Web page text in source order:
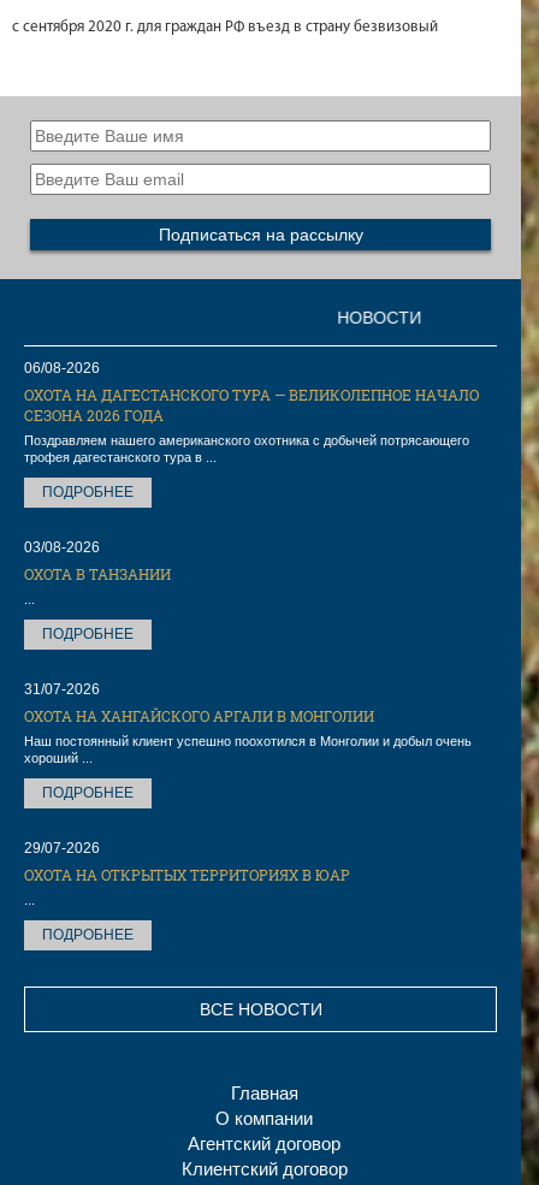
с сентября 2020 г. для граждан РФ въезд в страну безвизовый
06/08-2026
ОХОТА НА ДАГЕСТАНСКОГО ТУРА — ВЕЛИКОЛЕПНОЕ НАЧАЛО
СЕЗОНА 2026 ГОДА
Поздравляем нашего американского охотника с добычей потрясающего
трофея дагестанского тура в ...
ПОДРОБНЕЕ
03/08-2026
ОХОТА В ТАНЗАНИИ
ПОДРОБНЕЕ
31/07-2026
ОХОТА НА ХАНГАЙСКОГО АРГАЛИ В МОНГОЛИИ
Наш постоянный клиент успешно поохотился в Монголии и добыл очень
хороший ...
ПОДРОБНЕЕ
29/07-2026
ОХОТА НА ОТКРЫТЫХ ТЕРРИТОРИЯХ В ЮАР
ПОДРОБНЕЕ
ВСЕ НОВОСТИ
Главная
О компании
Агентский договор
Клиентский договор